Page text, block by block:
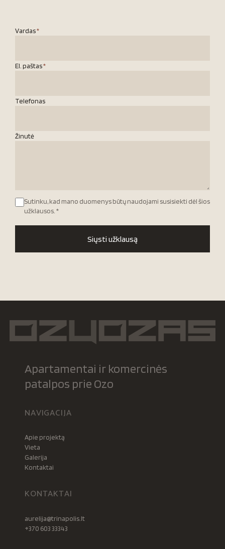
Vardas*
El. paštas*
Telefonas
Žinutė
Sutinku, kad mano duomenys būtų naudojami susisiekti dėl šios
užklausos. *
Siųsti užklausą
Apartamentai ir komercinės
patalpos prie Ozo
NAVIGACIJA
Apie projektą
Vieta
Galerija
Kontaktai
KONTAKTAI
aurelija@trinapolis.lt
+370 603 33343